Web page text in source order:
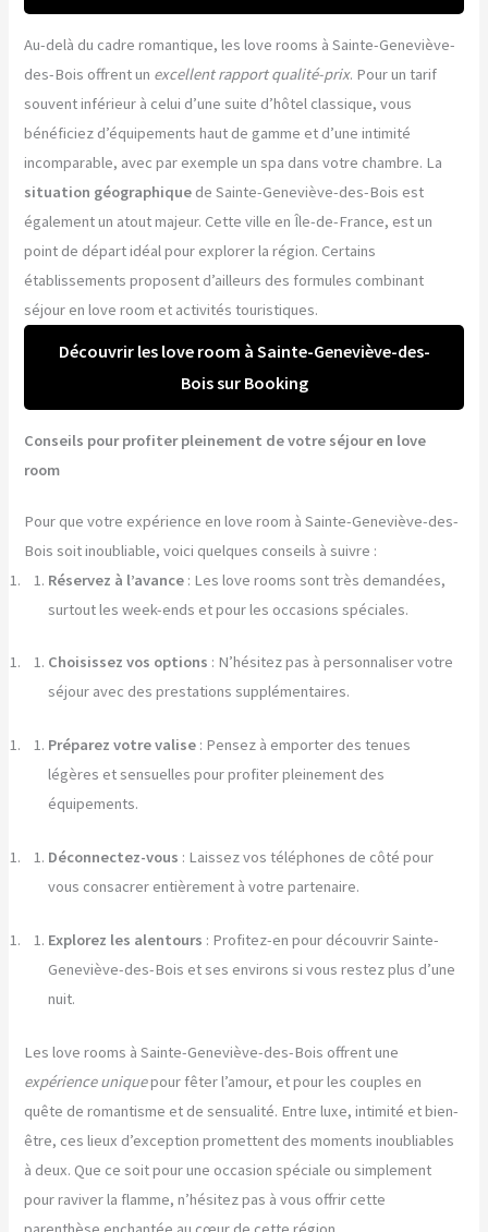
Au-delà du cadre romantique, les love rooms à Sainte-Geneviève-
des-Bois offrent un excellent rapport qualité-prix. Pour un tarif
souvent inférieur à celui d’une suite d’hôtel classique, vous
bénéficiez d’équipements haut de gamme et d’une intimité
incomparable, avec par exemple un spa dans votre chambre. La
situation géographique de Sainte-Geneviève-des-Bois est
également un atout majeur. Cette ville en Île-de-France, est un
point de départ idéal pour explorer la région. Certains
établissements proposent d’ailleurs des formules combinant
séjour en love room et activités touristiques.
Découvrir les love room à Sainte-Geneviève-des-
Bois sur Booking
Conseils pour profiter pleinement de votre séjour en love
room
Pour que votre expérience en love room à Sainte-Geneviève-des-
Bois soit inoubliable, voici quelques conseils à suivre :
Réservez à l’avance : Les love rooms sont très demandées,
surtout les week-ends et pour les occasions spéciales.
Choisissez vos options : N’hésitez pas à personnaliser votre
séjour avec des prestations supplémentaires.
Préparez votre valise : Pensez à emporter des tenues
légères et sensuelles pour profiter pleinement des
équipements.
Déconnectez-vous : Laissez vos téléphones de côté pour
vous consacrer entièrement à votre partenaire.
Explorez les alentours : Profitez-en pour découvrir Sainte-
Geneviève-des-Bois et ses environs si vous restez plus d’une
nuit.
Les love rooms à Sainte-Geneviève-des-Bois offrent une
expérience uniquepour fêter l’amour, et pour les couples en
quête de romantisme et de sensualité. Entre luxe, intimité et bien-
être, ces lieux d’exception promettent des moments inoubliables
à deux. Que ce soit pour une occasion spéciale ou simplement
pour raviver la flamme, n’hésitez pas à vous offrir cette